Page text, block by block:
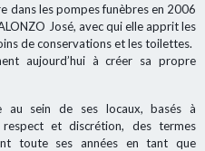
dans les pompes funèbres en 2006
José, avec qui elle apprit les
de conservations et les toilettes.
aujourd’hui à créer sa propre
au sein de ses locaux, basés à
respect et discrétion, des termes
toute ses années en tant que